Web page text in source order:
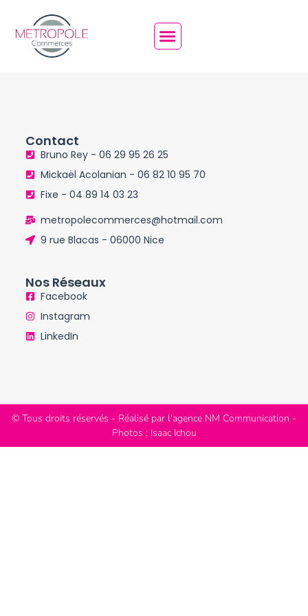
Contact
Bruno Rey - 06 29 95 26 25
Mickaël Acolanian - 06 82 10 95 70
Fixe - 04 89 14 03 23
metropolecommerces@hotmail.com
9 rue Blacas - 06000 Nice
Nos Réseaux
Facebook
Instagram
LinkedIn
© Tous droits réservés - Réalisé par l'agence NM Communication -
Photos : Isaac Ichou